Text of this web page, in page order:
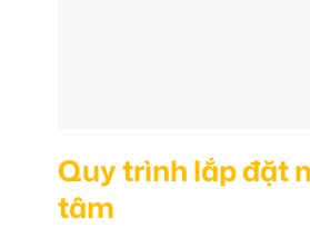
Quy trình lắp đặt
tâm